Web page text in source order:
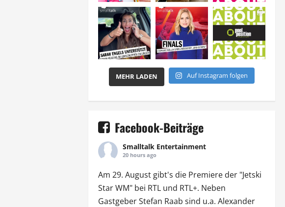
MEHR LADEN Auf Instagram folgen
Facebook-Beiträge
Smalltalk Entertainment
20 hours ago
Am 29. August gibt's die Premiere der "Jetski
Star WM" bei RTLund RTL+. Neben
Gastgeber Stefan Raab sind u.a. Alexander